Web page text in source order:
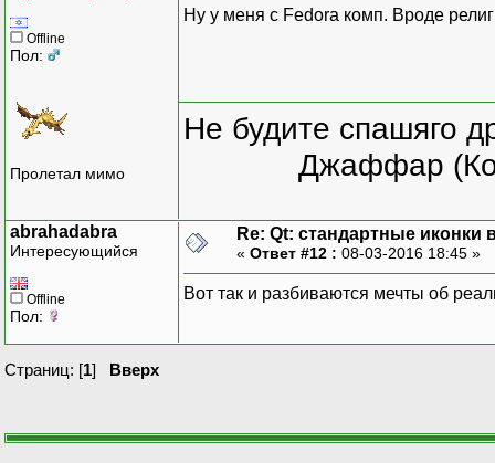
Offline
Пол:
Пролетал мимо
Ну у меня с Fedora комп. Вроде
Не будите спашяго
Джаффар
abrahadabra
Интересующийся
Offline
Пол:
Re: Qt: стандартные иконки
« Ответ #12 : 08-03-2016 18:45 »
Вот так и разбиваются мечты об
Страниц: [1] Вверх